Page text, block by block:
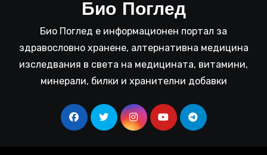
Био Поглед
Био Поглед е информационен портал за
здравословно хранене, алтернативна медицина
изследвания в света на медицината, витамини,
минерали, билки и хранителни добавки